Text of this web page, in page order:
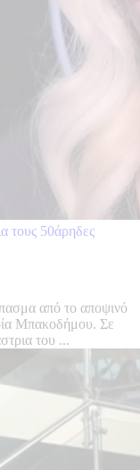
τους 50άρηδες
από το αποψινό
Μπακοδήμου. Σε
του ...